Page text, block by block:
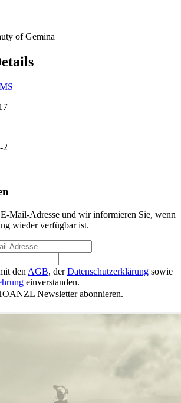
of Gemina
2
Mail-Adresse und wir informieren Sie, wenn
wieder verfügbar ist.
den AGB, derDatenschutzerklärung sowie
einverstanden.
Newsletter abonnieren.